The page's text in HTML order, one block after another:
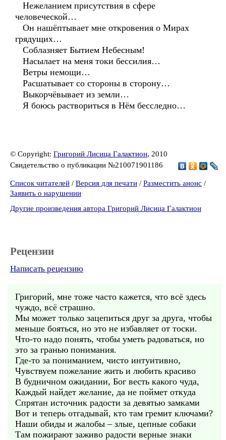
Нежеланием присутствия в сфере
человеческой…
Он нашёптывает мне откровения о Мирах
грядущих…
Соблазняет Бытием Небесным!
Насылает на меня токи бессилия…
Ветры немощи…
Расшатывает со стороны в сторону…
Выкорчёвывает из земли…
Я боюсь раствориться в Нём бесследно…
© Copyright: Григорий Лисица Галактион, 2010
Свидетельство о публикации №210071901186
Список читателей / Версия для печати / Разместить анонс /
Заявить о нарушении
Другие произведения автора Григорий Лисица Галактион
Рецензии
Написать рецензию
Григорий, мне тоже часто кажется, что всё здесь
чуждо, всё страшно.
Мы может только зацепиться друг за друга, чтобы
меньше бояться, но это не избавляет от тоски.
Что-то надо понять, чтобы уметь радоваться, но
это за гранью понимания.
Где-то за пониманием, чисто интуитивно,
Чувствуем пожелание жить и любить красиво
В будничном ожидании, Бог весть какого чуда,
Каждый найдет желание, да не поймет откуда
Спрятан источник радости за девятью замками
Вот и теперь отгадывай, кто там гремит ключами?
Наши обиды и жалобы – злые, цепные собаки
Там пожирают заживо радости верные знаки